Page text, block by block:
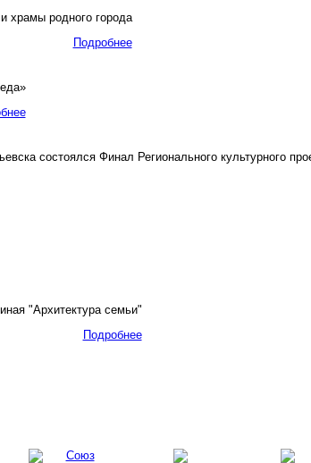
храмы родного города
Подробнее
состоялся Финал Регионального культурного
"Архитектура семьи"
Подробнее